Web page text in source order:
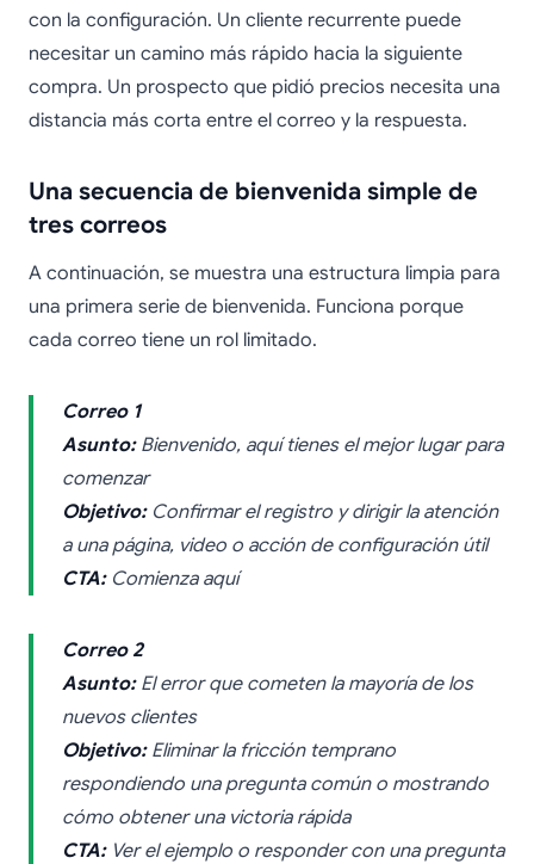
con la configuración. Un cliente recurrente puede
necesitar un camino más rápido hacia la siguiente
compra. Un prospecto que pidió precios necesita una
distancia más corta entre el correo y la respuesta.
Una secuencia de bienvenida simple de
tres correos
A continuación, se muestra una estructura limpia para
una primera serie de bienvenida. Funciona porque
cada correo tiene un rol limitado.
Correo 1
Asunto:Bienvenido, aquí tienes el mejor lugar para
comenzar
Objetivo:Confirmar el registro y dirigir la atención
a una página, video o acción de configuración útil
CTA:Comienza aquí
Correo 2
Asunto:El error que cometen la mayoría de los
nuevos clientes
Objetivo:Eliminar la fricción temprano
respondiendo una pregunta común o mostrando
cómo obtener una victoria rápida
CTA:Ver el ejemplo o responder con una pregunta